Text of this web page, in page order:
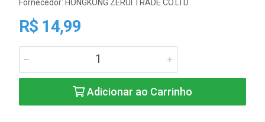
Fornecedor: HONGKONG ZERUI TRADE CO.LTD
R$ 14,99
Adicionar ao Carrinho